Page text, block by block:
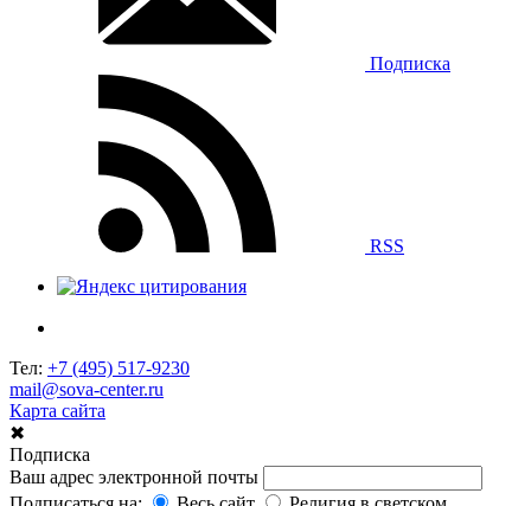
Подписка
RSS
Тел: +7 (495) 517-9230
mail@sova-center.ru
Карта сайта
✖
Подписка
Ваш адрес электронной почты